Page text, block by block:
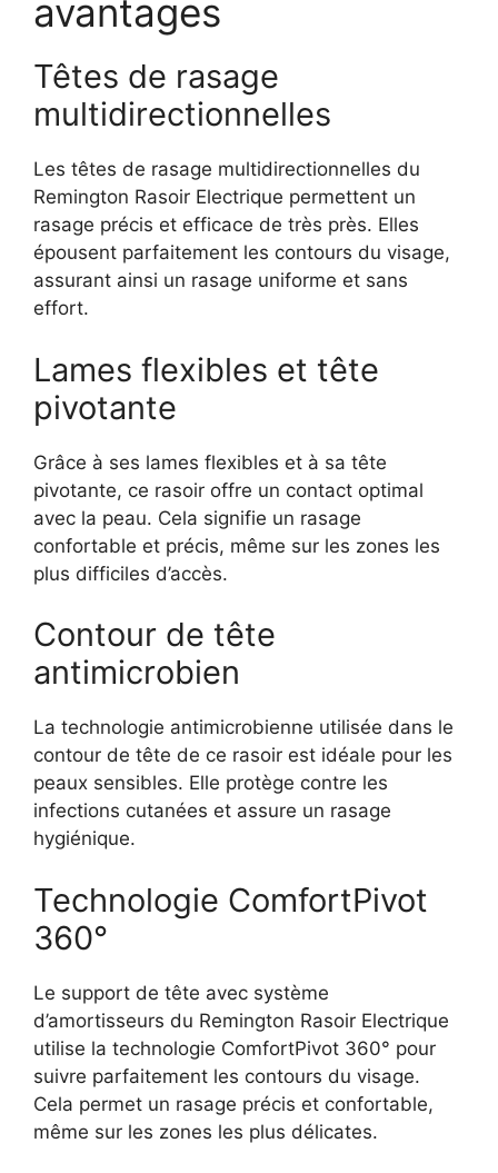
avantages
Têtes de rasage
multidirectionnelles
Les têtes de rasage multidirectionnelles du
Remington Rasoir Electrique permettent un
rasage précis et efficace de très près. Elles
épousent parfaitement les contours du visage,
assurant ainsi un rasage uniforme et sans
effort.
Lames flexibles et tête
pivotante
Grâce à ses lames flexibles et à sa tête
pivotante, ce rasoir offre un contact optimal
avec la peau. Cela signifie un rasage
confortable et précis, même sur les zones les
plus difficiles d’accès.
Contour de tête
antimicrobien
La technologie antimicrobienne utilisée dans le
contour de tête de ce rasoir est idéale pour les
peaux sensibles. Elle protège contre les
infections cutanées et assure un rasage
hygiénique.
Technologie ComfortPivot
360°
Le support de tête avec système
d’amortisseurs du Remington Rasoir Electrique
utilise la technologie ComfortPivot 360° pour
suivre parfaitement les contours du visage.
Cela permet un rasage précis et confortable,
même sur les zones les plus délicates.